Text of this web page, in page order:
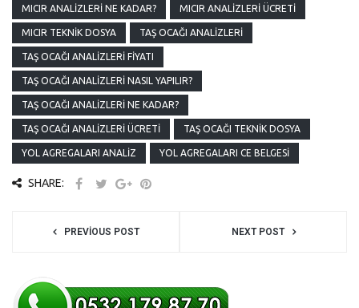
MICIR ANALIZLERI NE KADAR? MICIR ANALIZLERI ÜCRETI
MICIR TEKNIK DOSYA TAŞ OCAĞI ANALIZLERI
TAŞ OCAĞI ANALIZLERI FIYATI
TAŞ OCAĞI ANALIZLERI NASIL YAPILIR?
TAŞ OCAĞI ANALIZLERI NE KADAR?
TAŞ OCAĞI ANALIZLERI ÜCRETI TAŞ OCAĞI TEKNIK DOSYA
YOL AGREGALARI ANALIZ YOL AGREGALARI CE BELGESI
SHARE:
PREVIOUS POST NEXT POST